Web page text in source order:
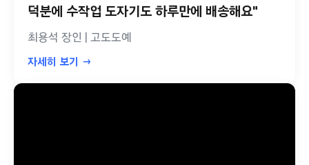
덕분에 수작업 도자기도 하루만에 배송해요"
최용석 장인 | 고도도예
자세히 보기 →